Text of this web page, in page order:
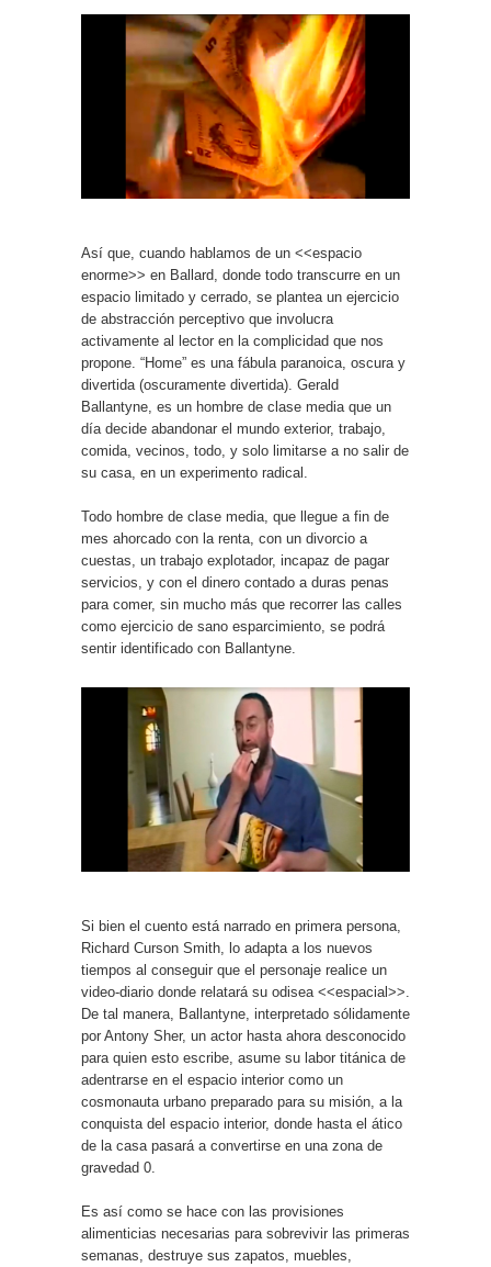
Así que, cuando hablamos de un <<espacio
enorme>> en Ballard, donde todo transcurre en un
espacio limitado y cerrado, se plantea un ejercicio
de abstracción perceptivo que involucra
activamente al lector en la complicidad que nos
propone. “Home” es una fábula paranoica, oscura y
divertida (oscuramente divertida). Gerald
Ballantyne, es un hombre de clase media que un
día decide abandonar el mundo exterior, trabajo,
comida, vecinos, todo, y solo limitarse a no salir de
su casa, en un experimento radical.
Todo hombre de clase media, que llegue a fin de
mes ahorcado con la renta, con un divorcio a
cuestas, un trabajo explotador, incapaz de pagar
servicios, y con el dinero contado a duras penas
para comer, sin mucho más que recorrer las calles
como ejercicio de sano esparcimiento, se podrá
sentir identificado con Ballantyne.
Si bien el cuento está narrado en primera persona,
Richard Curson Smith, lo adapta a los nuevos
tiempos al conseguir que el personaje realice un
video-diario donde relatará su odisea <<espacial>>.
De tal manera, Ballantyne, interpretado sólidamente
por Antony Sher, un actor hasta ahora desconocido
para quien esto escribe, asume su labor titánica de
adentrarse en el espacio interior como un
cosmonauta urbano preparado para su misión, a la
conquista del espacio interior, donde hasta el ático
de la casa pasará a convertirse en una zona de
gravedad 0.
Es así como se hace con las provisiones
alimenticias necesarias para sobrevivir las primeras
semanas, destruye sus zapatos, muebles,